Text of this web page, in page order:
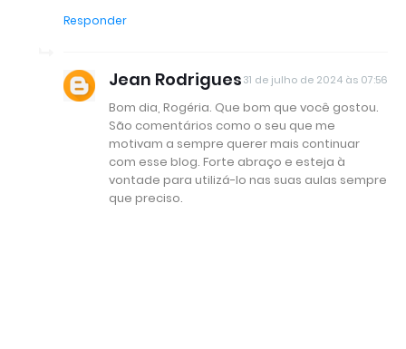
Responder
Jean Rodrigues31 de julho de 2024 às 07:56
Bom dia, Rogéria. Que bom que você gostou.
São comentários como o seu que me
motivam a sempre querer mais continuar
com esse blog. Forte abraço e esteja à
vontade para utilizá-lo nas suas aulas sempre
que preciso.